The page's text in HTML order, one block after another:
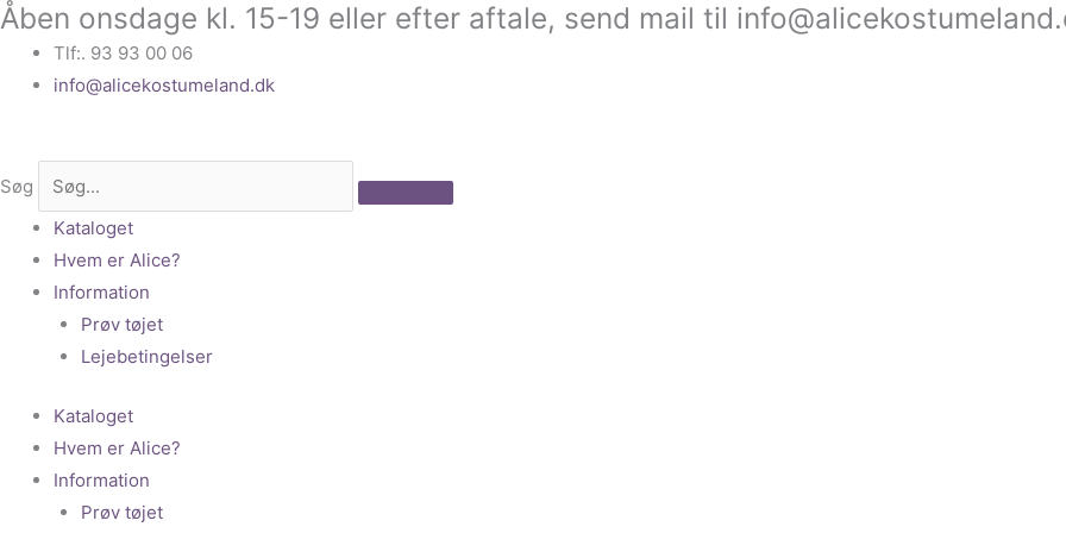
Gå
indholdet
Åben onsdage kl. 15-19 eller efter aftale, send mail til
Tlf:. 93 93 00 06
info@alicekostumeland.dk
Søg
Kataloget
Hvem er Alice?
Information
Prøv tøjet
Lejebetingelser
Kataloget
Hvem er Alice?
Information
Prøv tøjet